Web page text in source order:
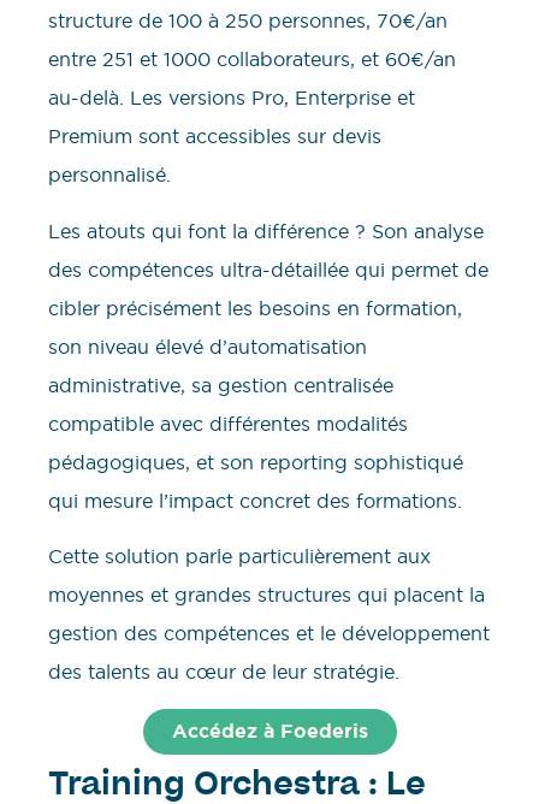
structure de 100 à 250 personnes, 70€/an
entre 251 et 1000 collaborateurs, et 60€/an
au-delà. Les versions Pro, Enterprise et
Premium sont accessibles sur devis
personnalisé.
Les atouts qui font la différence ? Son analyse
des compétences ultra-détaillée qui permet de
cibler précisément les besoins en formation,
son niveau élevé d’automatisation
administrative, sa gestion centralisée
compatible avec différentes modalités
pédagogiques, et son reporting sophistiqué
qui mesure l’impact concret des formations.
Cette solution parle particulièrement aux
moyennes et grandes structures qui placent la
gestion des compétences et le développement
des talents au cœur de leur stratégie.
Accédez à Foederis
Training Orchestra : Le